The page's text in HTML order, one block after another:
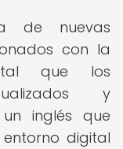
de nuevas
con la
que los
y
inglés que
digital